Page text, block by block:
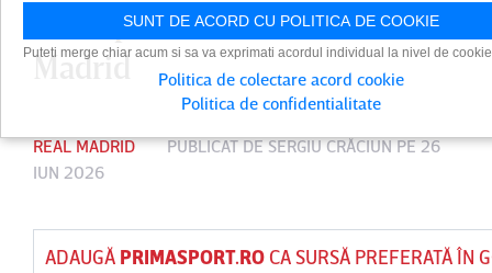
întâmplă cu starul lui Real
Madrid
REAL MADRID PUBLICAT DESERGIU CRĂCIUNPE 26
IUN 2026
ADAUGĂ PRIMASPORT.ROCA SURSĂ PREFERATĂ ÎN
SUNT DE ACORD CU POLITICA DE COOKIE
Puteti merge chiar acum si sa va exprimati acordul individual la nivel de
Politica de colectare acord cookie
Politica de confidentialitate